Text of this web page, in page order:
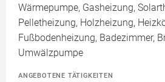
Wärmepumpe, Gasheizung,
Pelletheizung, Holzheizung,
Fußbodenheizung, Badezimmer,
Umwälzpumpe
ANGEBOTENE TÄTIGKEITEN